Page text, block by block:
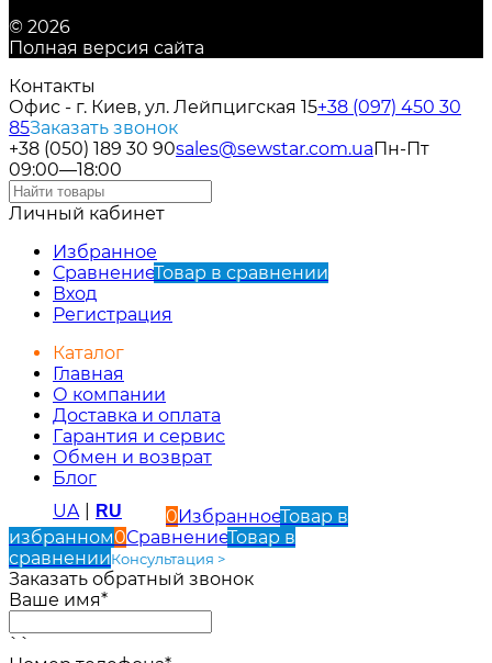
© 2026
Полная версия сайта
Контакты
Офис - г. Киев, ул. Лейпцигская 15+38 (097) 450 30
85Заказать звонок
+38 (050) 189 30 90sales@sewstar.com.uaПн-Пт
09:00—18:00
Личный кабинет
Избранное
СравнениеТовар в сравнении
Вход
Регистрация
Каталог
Главная
О компании
Доставка и оплата
Гарантия и сервис
Обмен и возврат
Блог
UA
RU 0ИзбранноеТовар в
избранном0СравнениеТовар в
сравненииКонсультация >
Заказать обратный звонок
Ваше имя*
``